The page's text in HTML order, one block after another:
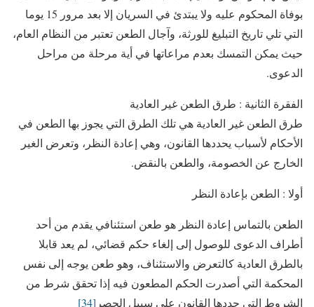
بوفاة المحكوم عليه ولا يبتدئ في السريان إلا بعد مرور 15 يوما
التي تلي تاريخ التبليغ للورثة، وآجال الطعن تعتبر من النظام العام،
حيث يمكن التمسك بعدم مراعاتها في أية مرحلة من مراحل
الدعوى.
الفقرة الثانية : طرق الطعن غير العادية
طرق الطعن غير العادية هي تلك الطرق التي يجوز بها الطعن في
الأحكام لأسباب يحددها القانون، وهي إعادة النظر، وتعرض الغير
الخارج عن الخصومة، والطعن بالنقض.
أولا : الطعن بإعادة النظر
الطعن بالتماس إعادة النظر هو طعن استئنافي يقدم من أحد
أطراف الدعوى للوصول إلى إلغاء حكم قضائي، لم يعد قابلا
بالطرق العادية كالتعرض والاستئناف، وهو طعن يوجه إلى نفس
المحكمة التي أصدرت الحكم المطعون فيه إذا تحقق شرط من
الشروط التي حددها القانون على سبيل الحصر [34]